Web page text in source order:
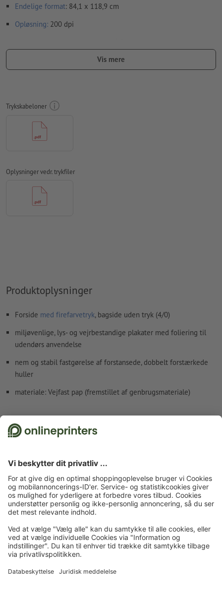
Endelige format: 84,1 x 118,9 cm
Opløsning: 200 dpi
Skrifttyperskal integreres helt eller konverteres til kurver
papir, FOGRA52 (PSO Uncoated v3 FOGRA52) til ubestrøget
Vi kontrollerer ikke for
Kommentarer
slettes og trykkes ikke
Formularfeltets
Vis mere
Trykskabeloner
Oplysninger vedr. trykfiler
Produktoplysninger
Forside med firefarvetryk, bagside uden tryk (4/0)
miljøvenlige, lys- og vejrbestandige plakater med foliering til
udendørs anvendelse
nem og stabil fastgørelse af forstansede, dobbelt forstærkede
huller
materiale: Vejfast pap (fremstillet af genbrugsmateriale)
Fakta vedr. sikkerhed og producent
Forside Plakater Vejrfaste plakater Vejrfaste plakater, A0
Tilmeld dig til nyhedsbrevet og få en rabatkupon på 15 %